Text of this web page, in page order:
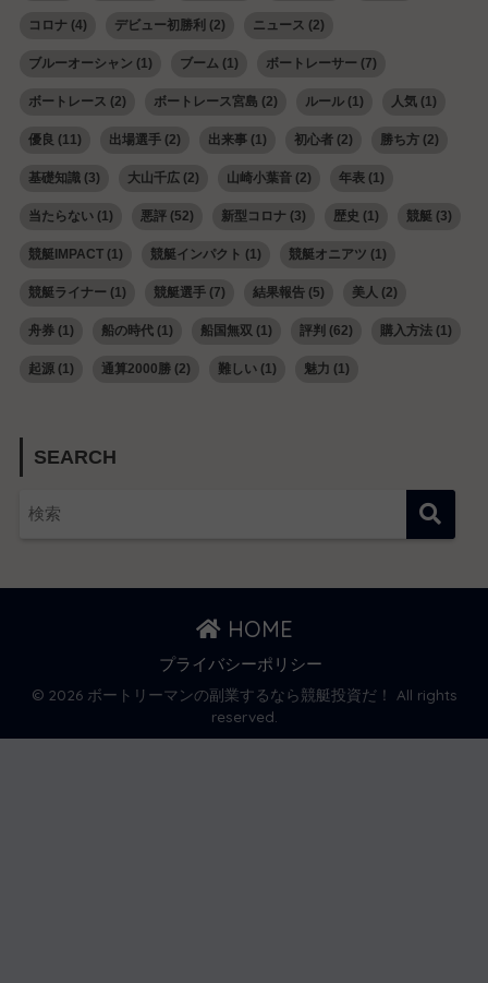
コロナ(4) デビュー初勝利 (2) ニュース (2)
ブルーオーシャン (1) ブーム(1) ボートレーサー (7)
ボートレース (2) ボートレース宮島 (2) ルール(1) 人気(1)
優良 (11) 出場選手(2) 出来事(1) 初心者(2) 勝ち方(2)
基礎知識(3) 大山千広(2) 山崎小葉音(2) 年表(1)
当たらない(1) 悪評(52) 新型コロナ(3) 歴史 (1) 競艇 (3)
競艇IMPACT(1) 競艇インパクト (1) 競艇オニアツ (1)
競艇ライナー (1) 競艇選手(7) 結果報告(5) 美人 (2)
舟券(1) 船の時代(1) 船国無双 (1) 評判 (62) 購入方法(1)
起源(1) 通算2000勝(2) 難しい(1) 魅力 (1)
SEARCH
HOME
プライバシーポリシー
© 2026 ボートリーマンの副業するなら競艇投資だ！ All rights
reserved.